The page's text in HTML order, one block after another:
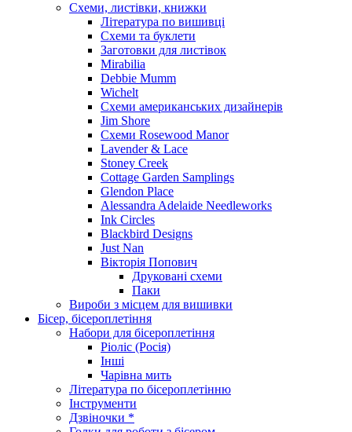
Схеми, листівки, книжки
Література по вишивці
Схеми та буклети
Заготовки для листівок
Mirabilia
Debbie Mumm
Wichelt
Схеми американських дизайнерів
Jim Shore
Cхеми Rosewood Manor
Lavender & Lace
Stoney Creek
Cottage Garden Samplings
Glendon Place
Alessandra Adelaide Needleworks
Ink Circles
Blackbird Designs
Just Nan
Вікторія Попович
Друковані схеми
Паки
Вироби з місцем для вишивки
Бісер, бісероплетіння
Набори для бісероплетіння
Ріоліс (Росія)
Інші
Чарівна мить
Література по бісероплетінню
Інструменти
Дзвіночки *